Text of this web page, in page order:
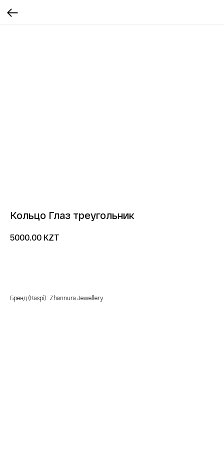
Кольцо Глаз треугольник
5000.00 KZT
Бренд (Kaspi): Zhannura Jewellery